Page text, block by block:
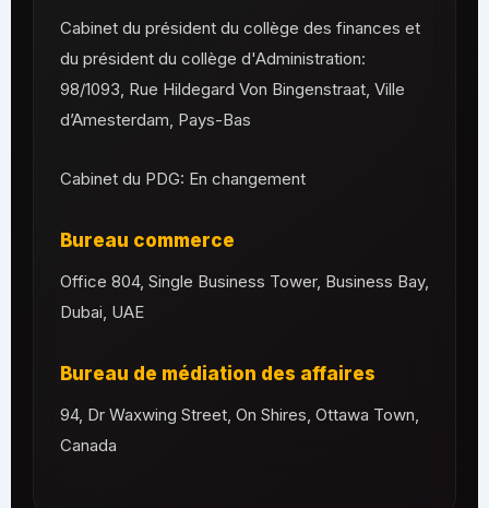
Cabinet du président du collège des finances et
du président du collège d'Administration:
98/1093, Rue Hildegard Von Bingenstraat, Ville
d’Amesterdam, Pays-Bas
Cabinet du PDG: En changement
Bureau commerce
Office 804, Single Business Tower, Business Bay,
Dubai, UAE
Bureau de médiation des affaires
94, Dr Waxwing Street, On Shires, Ottawa Town,
Canada